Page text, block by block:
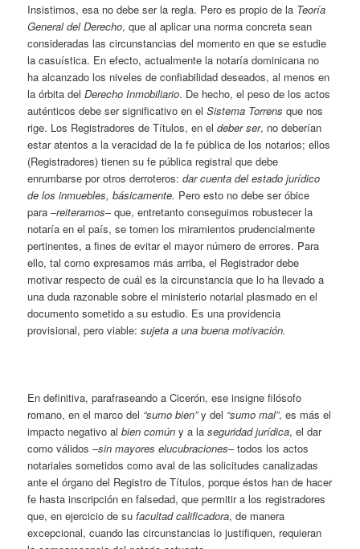
Insistimos, esa no debe ser la regla. Pero es propio de la Teoría
General del Derecho, que al aplicar una norma concreta sean
consideradas las circunstancias del momento en que se estudie
la casuística. En efecto, actualmente la notaría dominicana no
ha alcanzado los niveles de confiabilidad deseados, al menos en
la órbita delDerecho Inmobiliario. De hecho, el peso de los actos
auténticos debe ser significativo en elSistema Torrens que nos
rige. Los Registradores de Títulos, en eldeber ser, no deberían
estar atentos a la veracidad de la fe pública de los notarios; ellos
(Registradores) tienen su fe pública registral que debe
enrumbarse por otros derroteros:dar cuenta del estado jurídico
de los inmuebles, básicamente. Pero esto no debe ser óbice
para –reiteramos– que, entretanto conseguimos robustecer la
notaría en el país, se tomen los miramientos prudencialmente
pertinentes, a fines de evitar el mayor número de errores. Para
ello, tal como expresamos más arriba, el Registrador debe
motivar respecto de cuál es la circunstancia que lo ha llevado a
una duda razonable sobre el ministerio notarial plasmado en el
documento sometido a su estudio. Es una providencia
provisional, pero viable:sujeta a una buena motivación.
En definitiva, parafraseando a Cicerón, ese insigne filósofo
romano, en el marco del “sumo bien”y del “sumo mal”, es más el
impacto negativo albien común y a laseguridad jurídica, el dar
como válidos –sin mayores elucubraciones– todos los actos
notariales sometidos como aval de las solicitudes canalizadas
ante el órgano del Registro de Títulos, porque éstos han de hacer
fe hasta inscripción en falsedad, que permitir a los registradores
que, en ejercicio de sufacultad calificadora, de manera
excepcional, cuando las circunstancias lo justifiquen, requieran